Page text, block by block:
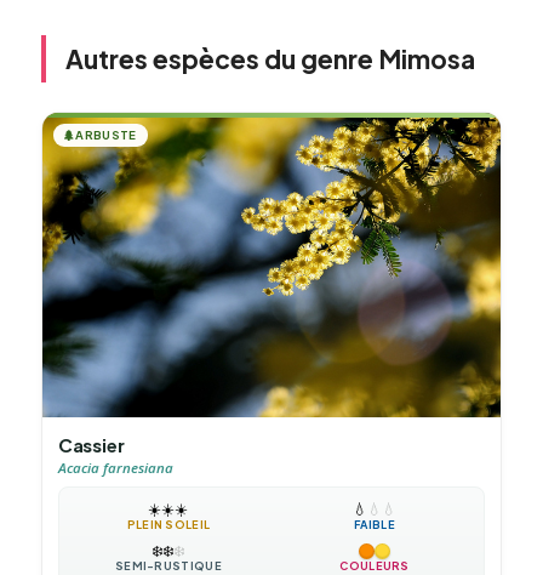
Autres espèces du genre Mimosa
🌲ARBUSTE
Cassier
Acacia farnesiana
☀️☀️☀️
PLEIN SOLEIL
💧 💧 💧
FAIBLE
❄️❄️❄️
SEMI-RUSTIQUE COULEURS